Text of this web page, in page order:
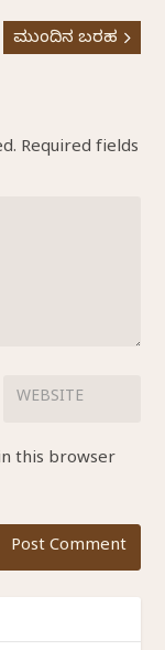
ಮುಂದಿನ ಬರಹ
Required fields
this browser